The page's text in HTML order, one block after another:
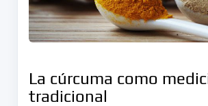
La cúrcuma como
tradicional